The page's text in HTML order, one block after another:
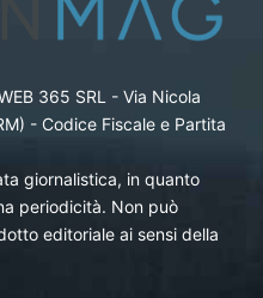
365 SRL - Via Nicola
- Codice Fiscale e Partita
giornalistica, in quanto
periodicità. Non può
editoriale ai sensi della